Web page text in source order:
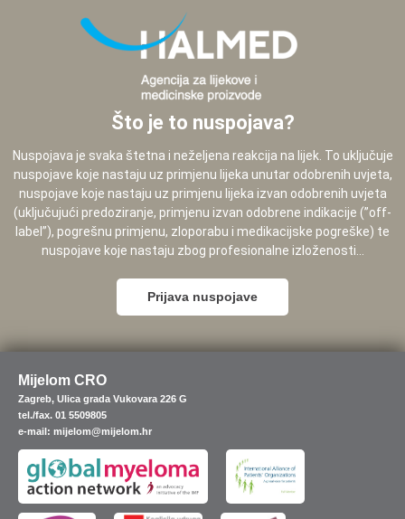
Što je to nuspojava?
Nuspojava je svaka štetna i neželjena reakcija na lijek. To uključuje
nuspojave koje nastaju uz primjenu lijeka unutar odobrenih uvjeta,
nuspojave koje nastaju uz primjenu lijeka izvan odobrenih uvjeta
(uključujući predoziranje, primjenu izvan odobrene indikacije (”off-
label”), pogrešnu primjenu, zloporabu i medikacijske pogreške) te
nuspojave koje nastaju zbog profesionalne izloženosti...
Prijava nuspojave
Mijelom CRO
Zagreb, Ulica grada Vukovara 226 G
tel./fax. 01 5509805
e-mail: mijelom@mijelom.hr